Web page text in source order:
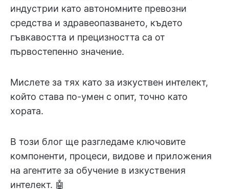
индустрии като автономните превозни
средства и здравеопазването, където
гъвкавостта и прецизността са от
първостепенно значение.
Мислете за тях като за изкуствен интелект,
който става по-умен с опит, точно като
хората.
В този блог ще разгледаме ключовите
компоненти, процеси, видове и приложения
на агентите за обучение в изкуствения
интелект. 🤖